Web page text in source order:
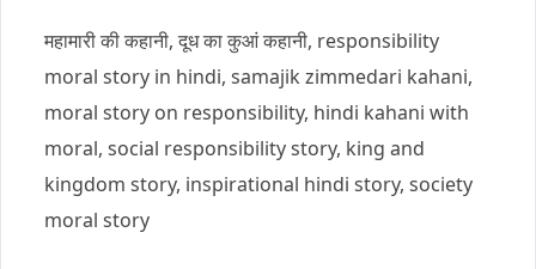
महामारी की कहानी, दूध का कुआं कहानी, responsibility
moral story in hindi, samajik zimmedari kahani,
moral story on responsibility, hindi kahani with
moral, social responsibility story, king and
kingdom story, inspirational hindi story, society
moral story